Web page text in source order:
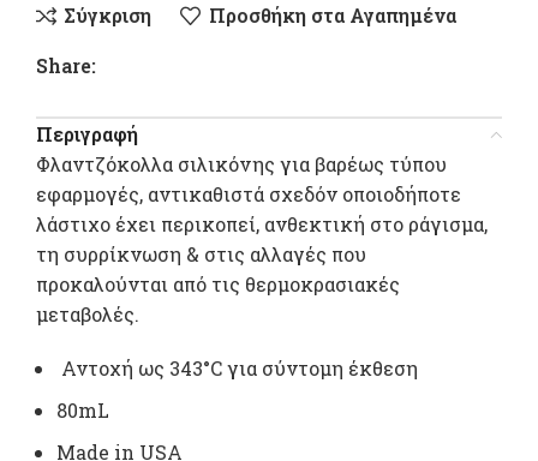
Σύγκριση
Προσθήκη στα Αγαπημένα
Share:
Περιγραφή
Φλαντζόκολλα σιλικόνης για βαρέως τύπου
εφαρμογές, αντικαθιστά σχεδόν οποιοδήποτε
λάστιχο έχει περικοπεί, ανθεκτική στο ράγισμα,
τη συρρίκνωση & στις αλλαγές που
προκαλούνται από τις θερμοκρασιακές
μεταβολές.
Αντοχή ως 343°C για σύντομη έκθεση
80mL
Μade in USA